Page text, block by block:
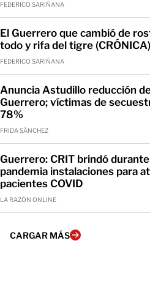
FEDERICO SARIÑANA
El Guerrero que cambió de
todo y rifa del tigre (CRÓNICA)
FEDERICO SARIÑANA
Anuncia Astudillo reducción
Guerrero; víctimas de
78%
FRIDA SÁNCHEZ
Guerrero: CRIT brindó
pandemia instalaciones para
pacientes COVID
LA RAZÓN ONLINE
CARGAR MÁS